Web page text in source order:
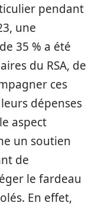
pendant
une
35 % a été
du RSA, de
ces
dépenses
aspect
un soutien
de
le fardeau
En effet,